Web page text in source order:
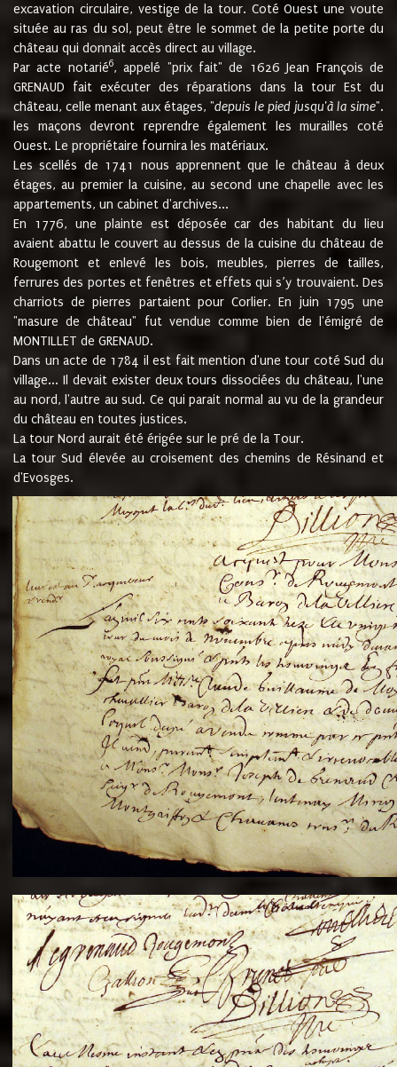
excavation circulaire, vestige de la tour. Coté Ouest une voute
située au ras du sol, peut être le sommet de la petite porte du
château qui donnait accès direct au village.
Par acte notarié6, appelé "prix fait" de 1626 Jean François de
GRENAUD fait exécuter des réparations dans la tour Est du
château, celle menant aux étages, "depuis le pied jusqu'à la sime".
les maçons devront reprendre également les murailles coté
Ouest. Le propriétaire fournira les matériaux.
Les scellés de 1741 nous apprennent que le château à deux
étages, au premier la cuisine, au second une chapelle avec les
appartements, un cabinet d'archives...
En 1776, une plainte est déposée car des habitant du lieu
avaient abattu le couvert au dessus de la cuisine du château de
Rougemont et enlevé les bois, meubles, pierres de tailles,
ferrures des portes et fenêtres et effets qui s’y trouvaient. Des
charriots de pierres partaient pour Corlier. En juin 1795 une
"masure de château" fut vendue comme bien de l'émigré de
MONTILLET de GRENAUD.
Dans un acte de 1784 il est fait mention d'une tour coté Sud du
village... Il devait exister deux tours dissociées du château, l'une
au nord, l'autre au sud. Ce qui parait normal au vu de la grandeur
du château en toutes justices.
La tour Nord aurait été érigée sur le pré de la Tour.
La tour Sud élevée au croisement des chemins de Résinand et
d'Evosges.